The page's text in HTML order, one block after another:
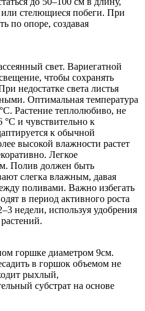
стелющиеся побеги. При
по опоре, создавая
свет. Вариегатной
чтобы сохранять
недостатке света листья
Оптимальная температура
Растение теплолюбиво, не
и чувствительно к
к обычной
высокой влажности растет
Легкое
Полив должен быть
слегка влажным, давая
поливами. Важно избегать
в период активного роста
недели, используя удобрения
горшке диаметром 9см.
в горшок объемом не
рыхлый,
субстрат на основе